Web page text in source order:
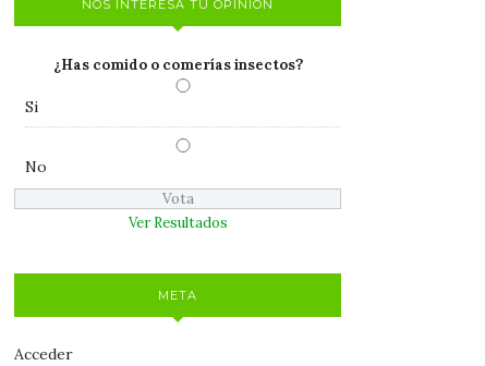
NOS INTERESA TU OPINIÓN
¿Has comido o comerías insectos?
Si
No
Ver Resultados
META
Acceder